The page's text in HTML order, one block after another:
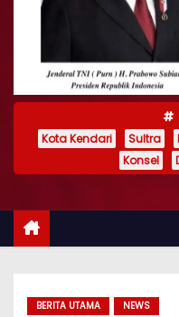
Kota Kendari Sultra
Konsel
BERITA UTAMA NEWS